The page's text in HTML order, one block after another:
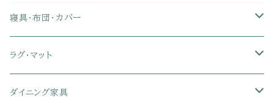
リクライニングソファ
スツール・オットマン
クッションソファ
ポケットコイル座椅子
ラック・シェルフ
スチールラック・メタルラック
衣装ケース・壁面収納・ワードローブ
ロータイプテレビ台
コーナーテレビ台
伸縮テレビ台
レンジ台
キッチンワゴン
キッチンカウンター
ローベッド
セミシングル
シングル
収納付きベッド
セミシングル
パネルベッド
寝具・布団・カバー
掛け布団
敷き布団
ラグ・マット
ラグ・カーペット
ダイニング家具